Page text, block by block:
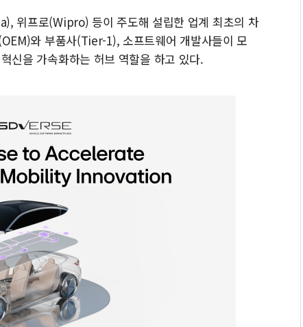
에어프레미아, 호치민
국민통합위, 정치 다양
티엠씨, 220억원 규모 美
위프로(Wipro) 등이 주도해 설립한 업계 최초의 차
와 부품사(Tier-1), 소프트웨어 개발사들이 모
신을 가속화하는 허브 역할을 하고 있다.